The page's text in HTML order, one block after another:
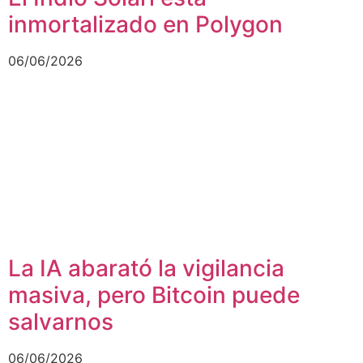
inmortalizado en Polygon
06/06/2026
La IA abarató la vigilancia
masiva, pero Bitcoin puede
salvarnos
06/06/2026